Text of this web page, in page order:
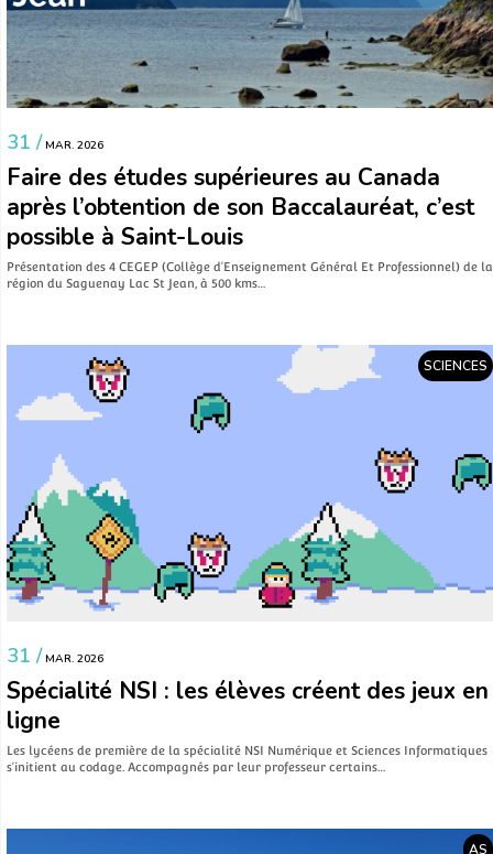
31 / MAR. 2026
Faire des études supérieures au Canada
après l’obtention de son Baccalauréat, c’est
possible à Saint-Louis
Présentation des 4 CEGEP (Collège d’Enseignement Général Et Professionnel) de la
région du Saguenay Lac St Jean, à 500 kms…
SCIENCES
31 / MAR. 2026
Spécialité NSI : les élèves créent des jeux en
ligne
Les lycéens de première de la spécialité NSI Numérique et Sciences Informatiques
s’initient au codage. Accompagnés par leur professeur certains…
AS